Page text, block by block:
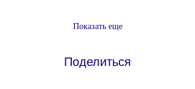
Показать еще
Поделиться